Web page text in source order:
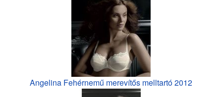
Angelina Fehérnemű merevítős melltartó 2012